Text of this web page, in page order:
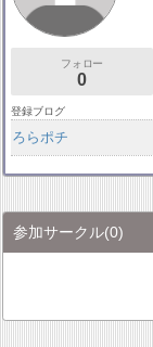
フォロー
0
登録ブログ
ろらポチ
参加サークル(0)